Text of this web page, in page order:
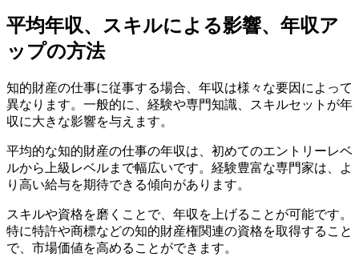
平均年収、スキルによる影響、年収ア
ップの方法
知的財産の仕事に従事する場合、年収は様々な要因によって
異なります。一般的に、経験や専門知識、スキルセットが年
収に大きな影響を与えます。
平均的な知的財産の仕事の年収は、初めてのエントリーレベ
ルから上級レベルまで幅広いです。経験豊富な専門家は、よ
り高い給与を期待できる傾向があります。
スキルや資格を磨くことで、年収を上げることが可能です。
特に特許や商標などの知的財産権関連の資格を取得すること
で、市場価値を高めることができます。